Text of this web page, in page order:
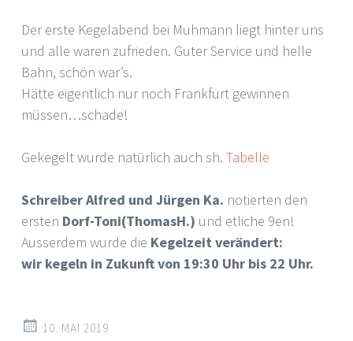
Der erste Kegelabend bei Muhmann liegt hinter uns
und alle waren zufrieden. Guter Service und helle
Bahn, schön war’s.
Hätte eigentlich nur noch Frankfurt gewinnen
müssen…schade!
Gekegelt wurde natürlich auch sh. Tabelle
Schreiber Alfred und Jürgen Ka. notierten den
ersten Dorf-Toni(ThomasH.) und etliche 9en!
Ausserdem wurde die Kegelzeit verändert:
wir kegeln in Zukunft von 19:30 Uhr bis 22 Uhr.
10. MAI 2019